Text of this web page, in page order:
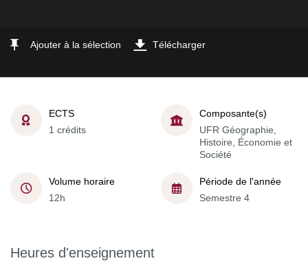
Ajouter à la sélection Télécharger
ECTS
1 crédits
Composante(s)
UFR Géographie,
Histoire, Économie et
Société
Volume horaire
12h
Période de l'année
Semestre 4
Heures d'enseignement